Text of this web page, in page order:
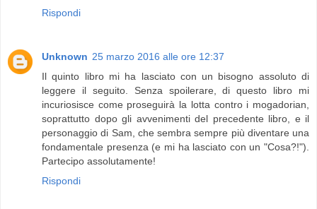
Rispondi
Unknown 25 marzo 2016 alle ore 12:37
Il quinto libro mi ha lasciato con un bisogno assoluto di
leggere il seguito. Senza spoilerare, di questo libro mi
incuriosisce come proseguirà la lotta contro i mogadorian,
soprattutto dopo gli avvenimenti del precedente libro, e il
personaggio di Sam, che sembra sempre più diventare una
fondamentale presenza (e mi ha lasciato con un "Cosa?!").
Partecipo assolutamente!
Rispondi